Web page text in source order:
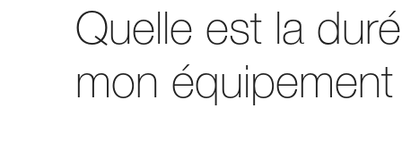
Quelle est la
mon équipement